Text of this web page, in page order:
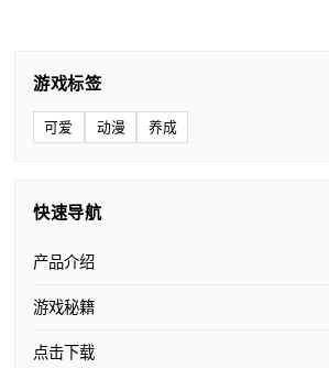
游戏标签
可爱 动漫 养成
快速导航
产品介绍
游戏秘籍
点击下载